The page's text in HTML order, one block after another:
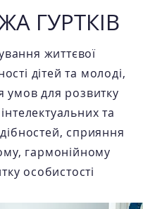
ГУРТКІВ
життєвої
дітей та молоді,
умов для розвитку
та
сприяння
гармонійному
особистості